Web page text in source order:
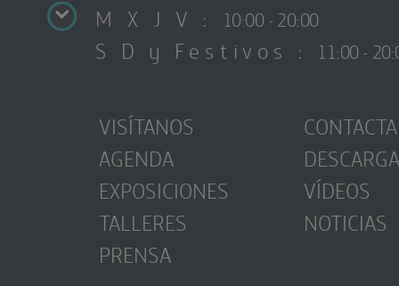
M X J V : 10:00 - 20:00
S D y Festivos : 11:00 -
VISÍTANOS
AGENDA
EXPOSICIONES
TALLERES
PRENSA
CONTACTA
VÍDEOS
NOTICIAS